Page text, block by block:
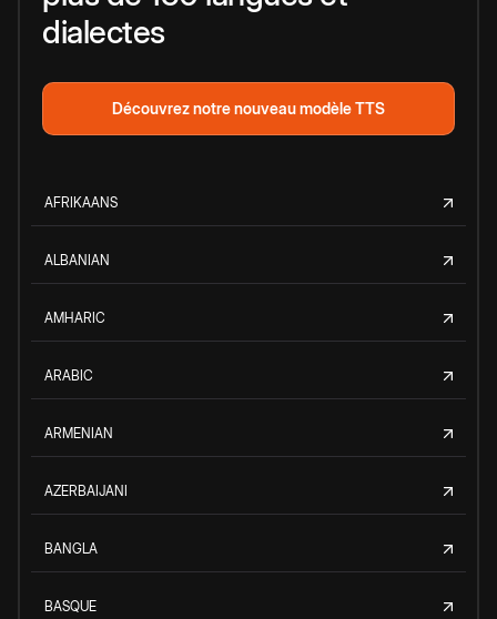
dialectes
Découvrez notre nouveau modèle TTS
AFRIKAANS
ALBANIAN
AMHARIC
ARABIC
ARMENIAN
AZERBAIJANI
BANGLA
BASQUE